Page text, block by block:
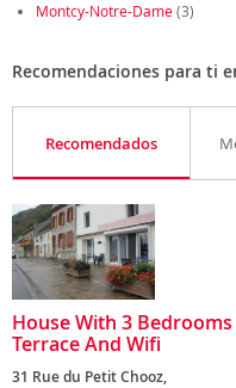
Montcy-Notre-Dame(3)
Recomendaciones para ti
Recomendados
House With 3
Terrace And Wifi
31 Rue du Petit Chooz,